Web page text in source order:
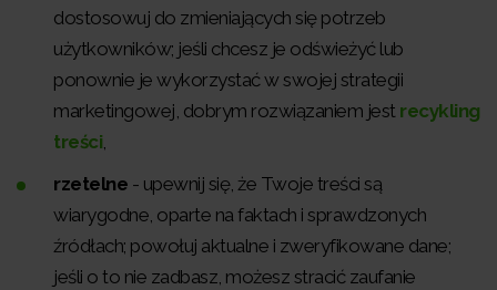
dostosowuj do zmieniających się potrzeb
użytkowników; jeśli chcesz je odświeżyć lub
ponownie je wykorzystać w swojej strategii
marketingowej, dobrym rozwiązaniem jest recykling
treści,
rzetelne - upewnij się, że Twoje treści są
wiarygodne, oparte na faktach i sprawdzonych
źródłach; powołuj aktualne i zweryfikowane dane;
jeśli o to nie zadbasz, możesz stracić zaufanie